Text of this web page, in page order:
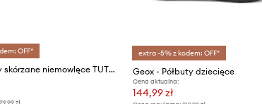
OFF*
Geox półbuty skórzane niemowlęce TUTIM
extra -5% z kodem: OFF*
Geox - Półbuty dziecięce
Cena aktualna:
144,99 zł